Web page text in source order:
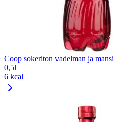
Coop sokeriton vadelman ja
0,5l
6 kcal